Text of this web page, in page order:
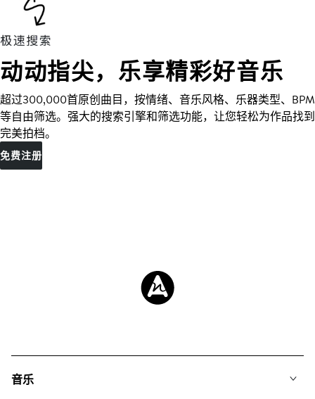
动动指尖，乐享精彩好音乐
超过300,000首原创曲目，按情绪、音乐风格、乐器类型、BPM
等自由筛选。强大的搜索引擎和筛选功能，让您轻松为作品找到
完美拍档。
免费注册
音乐